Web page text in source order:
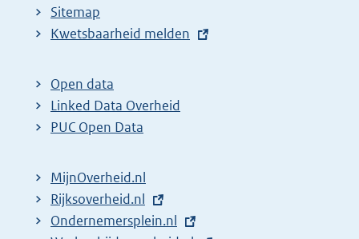
Sitemap
E
t
e
r
l
i
n
Kwetsbaarheid melden
Open data
Linked Data Overheid
PUC Open Data
MijnOverheid.nl
E
x
Rijksoverheid.nl
E
Ondernemersplein.nl